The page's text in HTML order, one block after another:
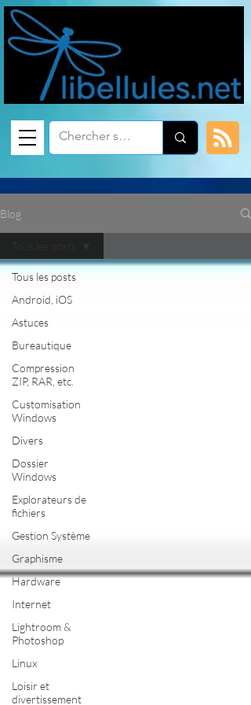
Blog
Tous les posts
Android, iOS
Astuces
Bureautique
Compression
ZIP, RAR, etc.
Customisation
Windows
Divers
Dossier
Windows
Explorateurs de
fichiers
Gestion Système
Graphisme
Hardware
Internet
Lightroom &
Photoshop
Linux
Loisir et
divertissement